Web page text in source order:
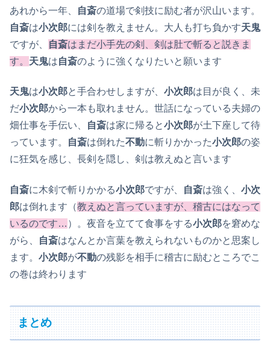
あれから一年、 自斎の道場で剣技に励む者が沢山います。
自斎は小次郎には剣を教えません。大人も打ち負かす天鬼
ですが、
自斎はまだ小手先の剣、剣は肚で斬ると説きま
す。 天鬼は自斎のように強くなりたいと願います
天鬼は小次郎と手合わせしますが、 小次郎は目が良く、未
だ小次郎から一本も取れません。世話になっている夫婦の
畑仕事を手伝い、
自斎は家に帰ると小次郎が土下座して待
っています。
自斎は倒れた不動に斬りかかった小次郎の姿
に狂気を感じ、長剣を隠し、剣は教えぬと言います
自斎に木剣で斬りかかる小次郎ですが、 自斎は強く、 小次
郎は倒れます（教えぬと言っていますが、稽古にはなって
いるのです… ）。夜音を立てて食事をする小次郎を窘めな
がら、
自斎はなんとか言葉を教えられないものかと思案し
ます。 小次郎が不動の残影を相手に稽古に励むところでこ
の巻は終わります
まとめ